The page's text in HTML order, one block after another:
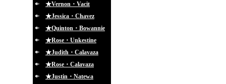
★Vernon・Vacit
★Jessica・Chavez
★Quinton・Bowannie
★Rose・Unkestine
★Judith・Calavaza
★Rose・Calavaza
★Justin・Natewa